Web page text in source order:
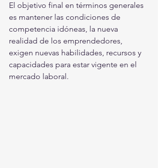
El objetivo final en términos generales
es mantener las condiciones de
competencia idóneas, la nueva
realidad de los emprendedores,
exigen nuevas habilidades, recursos y
capacidades para estar vigente en el
mercado laboral.